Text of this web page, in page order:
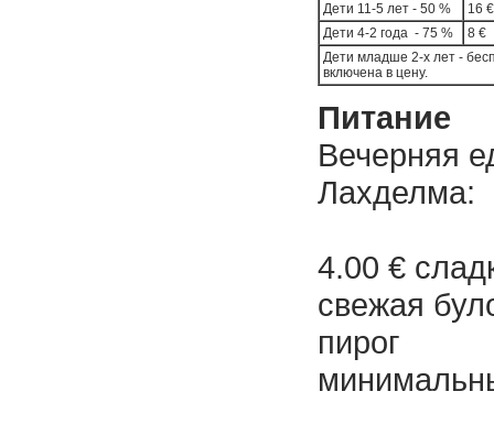
Дети 11-5 лет - 50 %
16 €
Дети 4-2 года - 75 %
8 €
Дети младше 2-х лет -
включена в цену.
Питание
Вечерняя
Лахделма:
4.00 €
свежая
пирог